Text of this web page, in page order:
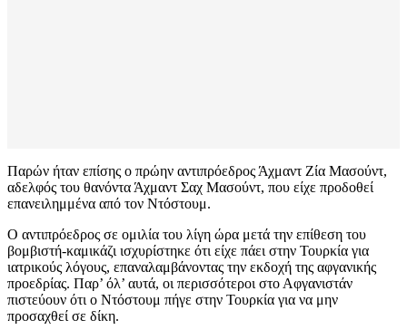
Παρών ήταν επίσης ο πρώην αντιπρόεδρος Άχμαντ Ζία Μασούντ,
αδελφός του θανόντα Άχμαντ Σαχ Μασούντ, που είχε προδοθεί
επανειλημμένα από τον Ντόστουμ.
Ο αντιπρόεδρος σε ομιλία του λίγη ώρα μετά την επίθεση του
βομβιστή-καμικάζι ισχυρίστηκε ότι είχε πάει στην Τουρκία για
ιατρικούς λόγους, επαναλαμβάνοντας την εκδοχή της αφγανικής
προεδρίας. Παρ’ όλ’ αυτά, οι περισσότεροι στο Αφγανιστάν
πιστεύουν ότι ο Ντόστουμ πήγε στην Τουρκία για να μην
προσαχθεί σε δίκη.